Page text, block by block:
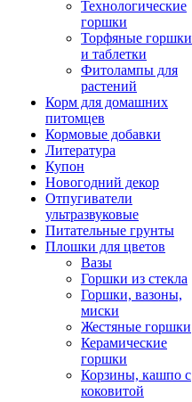
Технологические
горшки
Торфяные горшки
и таблетки
Фитолампы для
растений
Корм для домашних
питомцев
Кормовые добавки
Литература
Купон
Новогодний декор
Отпугиватели
ультразвуковые
Питательные грунты
Плошки для цветов
Вазы
Горшки из стекла
Горшки, вазоны,
миски
Жестяные горшки
Керамические
горшки
Корзины, кашпо с
коковитой